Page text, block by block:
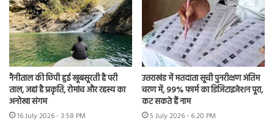
नैनीताल की छिपी हुई खूबसूरती है परी
ताल, जहां है प्रकृति, रोमांच और रहस्य का
अनोखा संगम
16 July 2026 - 3:58 PM
उत्तराखंड में मतदाता सूची पुनरीक्षण अंतिम
चरण में, 99% फार्म का डिजिटाइजेशन पूरा,
कट सकते हैं नाम
5 July 2026 - 6:20 PM